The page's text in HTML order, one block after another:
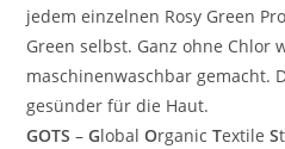
jedem einzelnen Rosy Green
Green selbst. Ganz ohne Chlor
maschinenwaschbar gemacht.
gesünder für die Haut.
GOTS –GlobalOrganicTextileS